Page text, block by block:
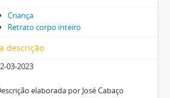
Criança
Retrato corpo inteiro
descrição
03-2023
elaborada por José Cabaço